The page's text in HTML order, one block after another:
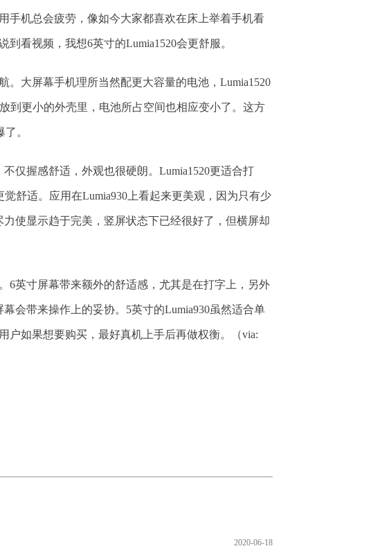
手机总会疲劳，像如今大家都喜欢在床上举着手机看
看视频，我想6英寸的Lumia1520会更舒服。
。大屏幕手机理所当然配更大容量的电池，Lumia1520
到更小的外壳里，电池所占空间也相应变小了。这方
。
仅握感舒适，外观也很硬朗。Lumia1520更适合打
舒适。应用在Lumia930上看起来更美观，因为只有少
使显示趋于完美，竖屏状态下已经很好了，但横屏却
6英寸屏幕带来额外的舒适感，尤其是在打字上，另外
会带来操作上的妥协。5英寸的Lumia930虽然适合单
户如果想要购买，最好真机上手后再做权衡。（via:
2020-06-18